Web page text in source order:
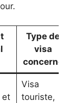
Type de
visa
concerné
et
Visa
touriste,